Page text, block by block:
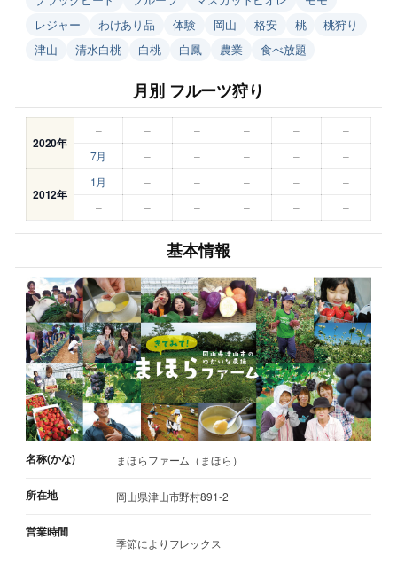
レジャー
わけあり品 体験 岡山 格安 桃
桃狩り
津山
清水白桃 白桃 白鳳 農業 食べ放題
月別 フルーツ狩り
2020年
– – – – –
–
7月
– – – – –
2012年
1月 – – – –
–
–
– – – – –
基本情報
名称(かな) まほらファーム（まほら）
所在地 岡山県津山市野村891-2
営業時間
季節によりフレックス